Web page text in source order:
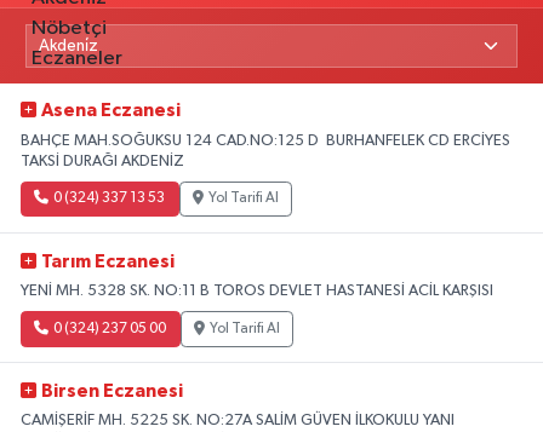
Asena Eczanesi
BAHÇE MAH.SOĞUKSU 124 CAD.NO:125 D BURHANFELEK CD ERCİYES
TAKSİ DURAĞI AKDENİZ
0 (324) 337 13 53 Yol Tarifi Al
Tarım Eczanesi
YENİ MH. 5328 SK. NO:11 B TOROS DEVLET HASTANESİ ACİL KARŞISI
0 (324) 237 05 00 Yol Tarifi Al
Birsen Eczanesi
CAMİŞERİF MH. 5225 SK. NO:27A SALİM GÜVEN İLKOKULU YANI